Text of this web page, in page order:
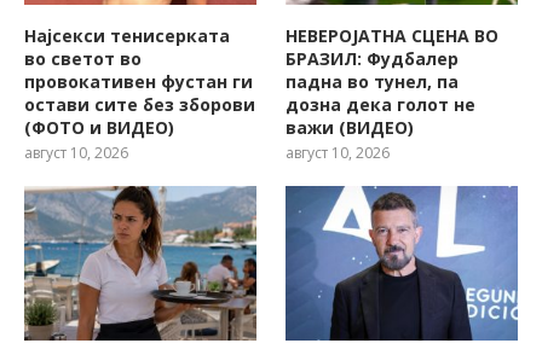
Најсекси тенисерката
во светот во
провокативен фустан ги
остави сите без зборови
(ФОТО и ВИДЕО)
август 10, 2026
НЕВЕРОЈАТНА СЦЕНА ВО
БРАЗИЛ: Фудбалер
падна во тунел, па
дозна дека голот не
важи (ВИДЕО)
август 10, 2026